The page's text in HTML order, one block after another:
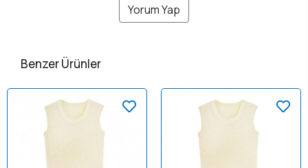
Yorum Yap
Benzer Ürünler